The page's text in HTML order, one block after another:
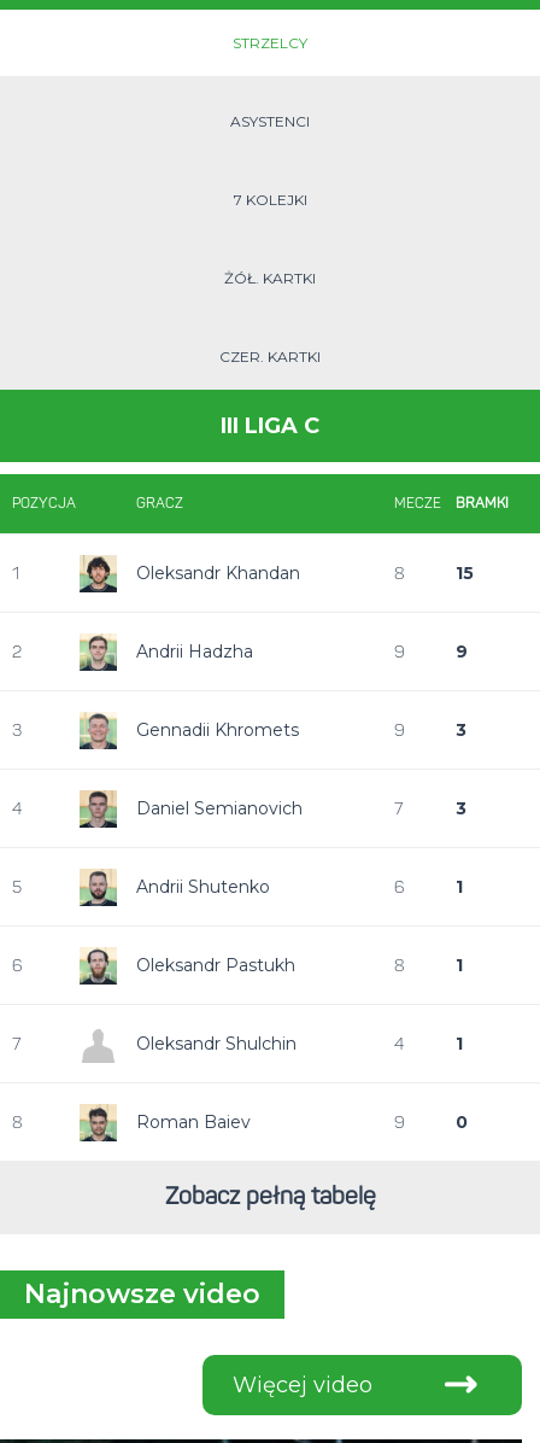
STRZELCY
ASYSTENCI
7 KOLEJKI
ŻÓŁ. KARTKI
CZER. KARTKI
III LIGA C
POZYCJA GRACZ MECZE BRAMKI
1 Oleksandr Khandan 8 15
2 Andrii Hadzha 9 9
3 Gennadii Khromets 9 3
4 Daniel Semianovich 7 3
5 Andrii Shutenko 6 1
6 Oleksandr Pastukh 8 1
7 Oleksandr Shulchin 4 1
8 Roman Baiev 9 0
Zobacz pełną tabelę
Najnowsze video
Więcej video